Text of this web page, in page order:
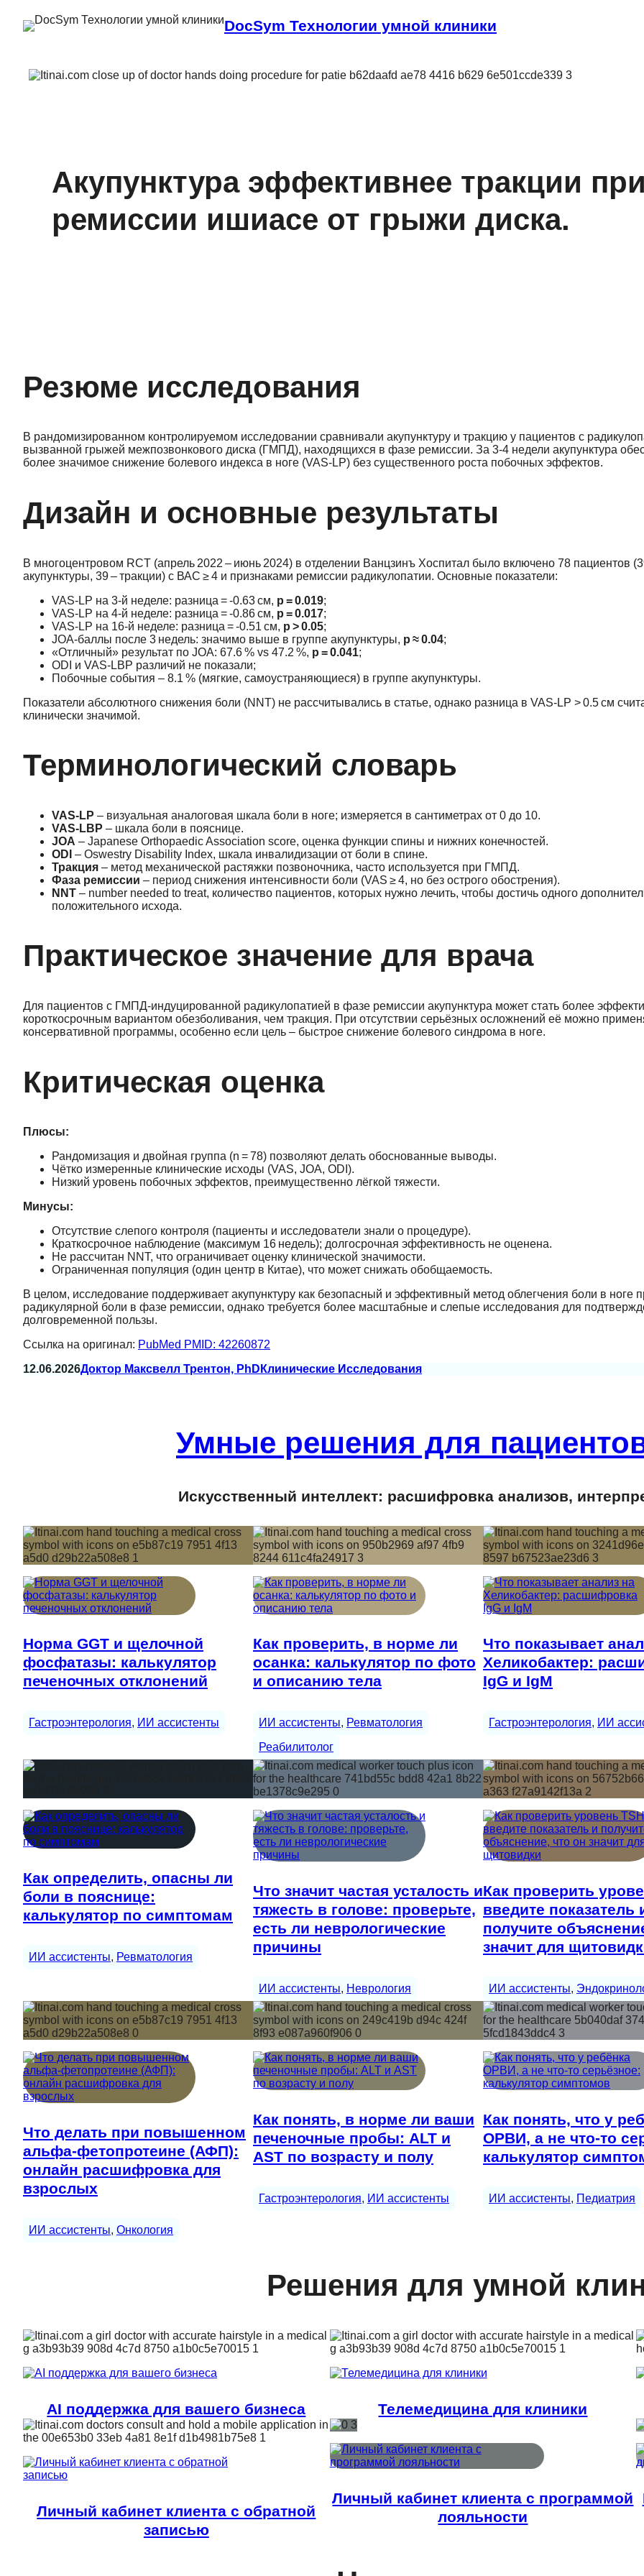
DocSym Технологии умной клиники
Акупунктура эффективнее тракции при
ремиссии ишиасе от грыжи диска.
Резюме исследования
В рандомизированном контролируемом исследовании сравнивали акупунктуру и тракцию у пациентов с
вызванной грыжей межпозвонкового диска (ГМПД), находящихся в фазе ремиссии. За 3‑4 недели акупунктура
более значимое снижение болевого индекса в ноге (VAS‑LP) без существенного роста побочных эффектов.
Дизайн и основные результаты
В многоцентровом RCT (апрель 2022 – июнь 2024) в отделении Ванцзинъ Хоспитал было включено 78 пациентов
акупунктуры, 39 – тракции) с ВАС ≥ 4 и признаками ремиссии радикулопатии. Основные показатели:
VAS‑LP на 3‑й неделе: разница = ‑0.63 см, p = 0.019;
VAS‑LP на 4‑й неделе: разница = ‑0.86 см, p = 0.017;
VAS‑LP на 16‑й неделе: разница = ‑0.51 см, p > 0.05;
JOA‑баллы после 3 недель: значимо выше в группе акупунктуры, p ≈ 0.04;
«Отличный» результат по JOA: 67.6 % vs 47.2 %, p = 0.041;
ODI и VAS‑LBP различий не показали;
Побочные события – 8.1 % (мягкие, самоустраняющиеся) в группе акупунктуры.
Показатели абсолютного снижения боли (NNT) не рассчитывались в статье, однако разница в VAS‑LP > 0.5 см
клинически значимой.
Терминологический словарь
VAS‑LP – визуальная аналоговая шкала боли в ноге; измеряется в сантиметрах от 0 до 10.
VAS‑LBP – шкала боли в пояснице.
JOA – Japanese Orthopaedic Association score, оценка функции спины и нижних конечностей.
ODI – Oswestry Disability Index, шкала инвалидизации от боли в спине.
Тракция – метод механической растяжки позвоночника, часто используется при ГМПД.
Фаза ремиссии – период снижения интенсивности боли (VAS ≥ 4, но без острого обострения).
NNT – number needed to treat, количество пациентов, которых нужно лечить, чтобы достичь одного
положительного исхода.
Практическое значение для врача
Для пациентов с ГМПД‑индуцированной радикулопатией в фазе ремиссии акупунктура может стать более
короткосрочным вариантом обезболивания, чем тракция. При отсутствии серьёзных осложнений её можно
консервативной программы, особенно если цель – быстрое снижение болевого синдрома в ноге.
Критическая оценка
Плюсы:
Рандомизация и двойная группа (n = 78) позволяют делать обоснованные выводы.
Чётко измеренные клинические исходы (VAS, JOA, ODI).
Низкий уровень побочных эффектов, преимущественно лёгкой тяжести.
Минусы:
Отсутствие слепого контроля (пациенты и исследователи знали о процедуре).
Краткосрочное наблюдение (максимум 16 недель); долгосрочная эффективность не оценена.
Не рассчитан NNT, что ограничивает оценку клинической значимости.
Ограниченная популяция (один центр в Китае), что может снижать обобщаемость.
В целом, исследование поддерживает акупунктуру как безопасный и эффективный метод облегчения боли в ноге
радикулярной боли в фазе ремиссии, однако требуется более масштабные и слепые исследования для
долговременной пользы.
Ссылка на оригинал: PubMed PMID: 42260872
12.06.2026Доктор Максвелл Трентон, PhD Клинические Исследования
Умные решения для
Искусственный интеллект: расшифровка анализов,
Норма GGT и щелочной
фосфатазы: калькулятор
печеночных отклонений
Гастроэнтерология, ИИ ассистенты
Как проверить, в норме ли
осанка: калькулятор по фото
и описанию тела
ИИ ассистенты, Ревматология
Реабилитолог
Что показывает
Хеликобактер:
IgG и IgM
Гастроэнтерология, ИИ
Как определить, опасны ли
боли в пояснице:
калькулятор по симптомам
ИИ ассистенты, Ревматология
Что значит частая усталость и
тяжесть в голове: проверьте,
есть ли неврологические
причины
ИИ ассистенты, Неврология
Как проверить
введите показатель
получите
значит для
ИИ ассистенты,
Что делать при повышенном
альфа-фетопротеине (АФП):
онлайн расшифровка для
взрослых
ИИ ассистенты, Онкология
Как понять, в норме ли ваши
печеночные пробы: ALT и
AST по возрасту и полу
Гастроэнтерология, ИИ ассистенты
Как понять, что у
ОРВИ, а не что-то
калькулятор
ИИ ассистенты, Педиатрия
Решения для умной
AI поддержка для вашего бизнеса Телемедицина для клиники
Личный кабинет клиента с обратной
записью
Личный кабинет клиента с программой
лояльности